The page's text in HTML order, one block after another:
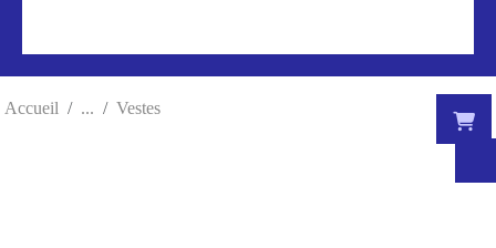
Accueil Vestes